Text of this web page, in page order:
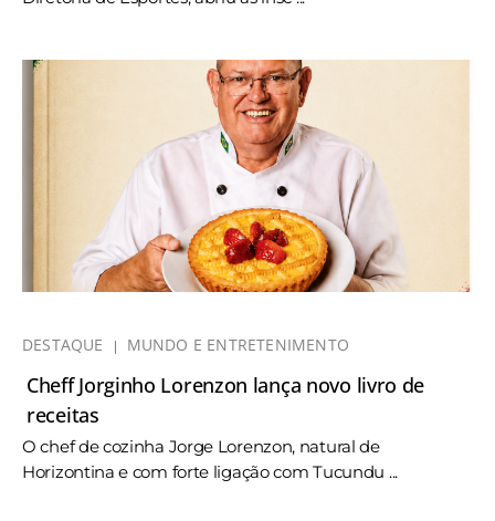
DESTAQUE MUNDO E ENTRETENIMENTO
Cheff Jorginho Lorenzon lança novo livro de
receitas
O chef de cozinha Jorge Lorenzon, natural de
Horizontina e com forte ligação com Tucundu ...